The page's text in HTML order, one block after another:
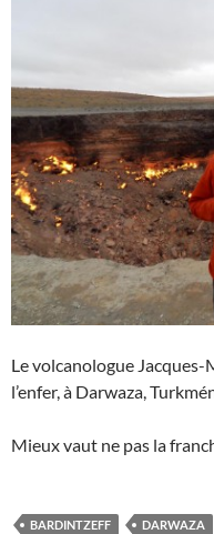
Le volcanologue
l’enfer, à Darwaza,
Mieux vaut ne pas la
BARDINTZEFF DARWAZA